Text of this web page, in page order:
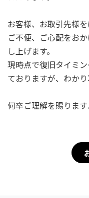
お客様、お取引先様
ご不便、ご心配をお
し上げます。
現時点で復旧タイミ
ておりますが、わか
何卒ご理解を賜ります